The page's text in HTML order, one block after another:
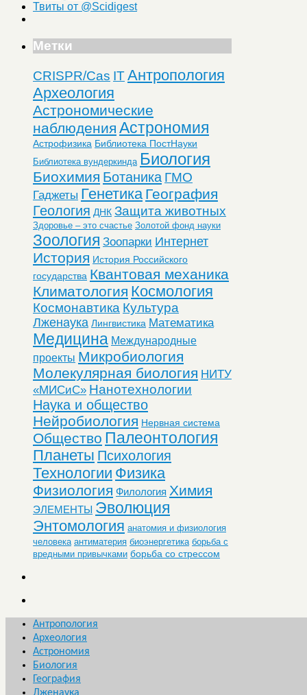
Твиты от @Scidigest
Метки
CRISPR/Cas ITАнтропология
Археология
Астрономические
наблюдения Астрономия
Астрофизика Библиотека ПостНауки
Библиотека вундеркинда Биология
Биохимия Ботаника ГМО
Гаджеты Генетика География
Геология ДНК Защита животных
Здоровье – это счастье Золотой фонд науки
Зоология Зоопарки Интернет
История История Российского
государства Квантовая механика
Климатология Космология
Космонавтика Культура
Лженаука Лингвистика Математика
Медицина Международные
проекты Микробиология
Молекулярная биология НИТУ
«МИСиС» Нанотехнологии
Наука и общество
Нейробиология Нервная система
Общество Палеонтология
Планеты Психология
Технологии Физика
Физиология Филология Химия
ЭЛЕМЕНТЫ Эволюция
Энтомология анатомия и физиология
человека антиматерия биоэнергетика борьба с
вредными привычками борьба со стрессом
Антропология
Археология
Астрономия
Биология
География
Лженаука